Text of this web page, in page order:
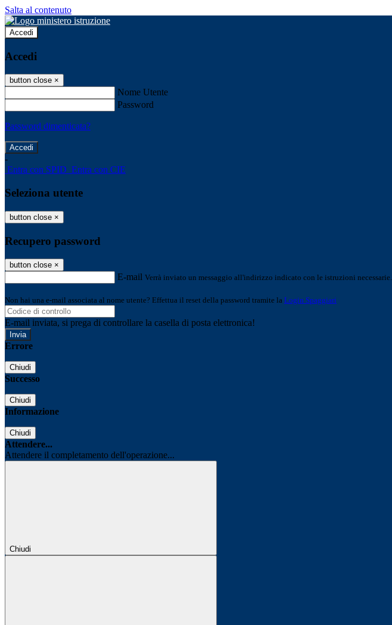
Salta al contenuto
Accedi
Accedi
button close ×
Nome Utente
Password
Password dimenticata?
-
Entra con SPID Entra con CIE
Seleziona utente
button close ×
Recupero password
button close ×
E-mail Verrà inviato un messaggio all'indirizzo indicato con le istruzioni necessarie.
Non hai una e-mail associata al nome utente? Effettua il reset della password tramite la Login Spaggiari
E-mail inviata, si prega di controllare la casella di posta elettronica!
Errore
Chiudi
Successo
Chiudi
Informazione
Chiudi
Attendere...
Attendere il completamento dell'operazione...
Chiudi